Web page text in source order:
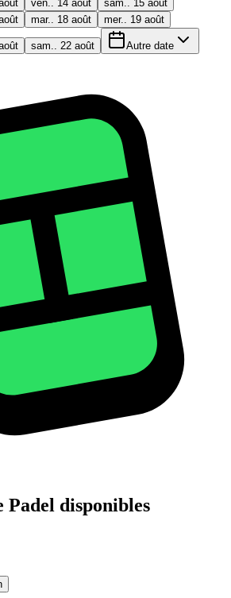
ven.. 14 août
sam.. 15 août
mar.. 18 août mer.. 19 août
sam.. 22 août Autre date
Padel disponibles